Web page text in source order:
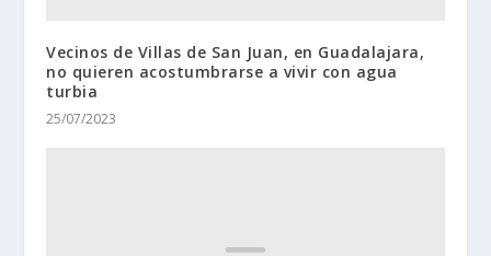
Vecinos de Villas de San Juan, en Guadalajara,
no quieren acostumbrarse a vivir con agua
turbia
25/07/2023